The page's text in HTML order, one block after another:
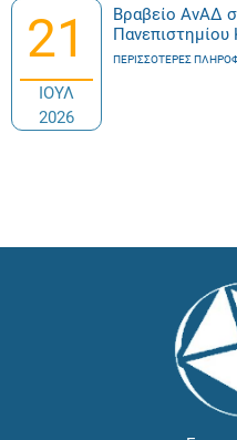
21
ΙΟΥΛ
2026
Βραβείο ΑνΑΔ
Πανεπιστημίου
ΠΕΡΙΣΣΌΤΕΡΕΣ